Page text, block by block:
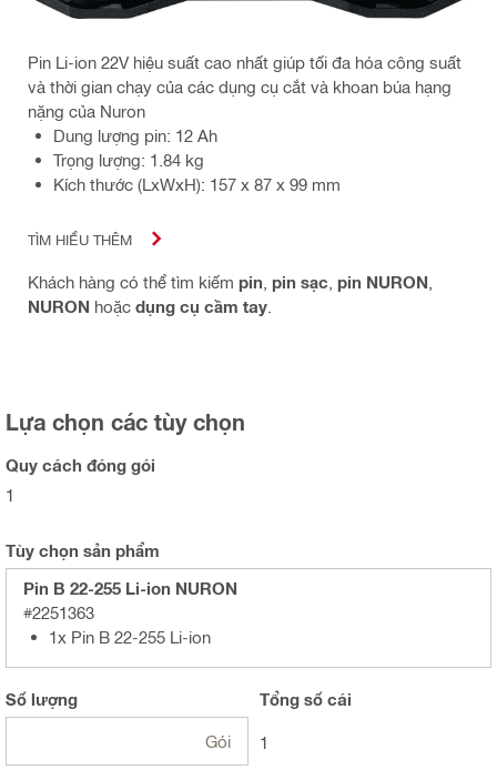
Pin Li-ion 22V hiệu suất cao nhất giúp tối đa hóa công suất
và thời gian chạy của các dụng cụ cắt và khoan búa hạng
nặng của Nuron
Dung lượng pin: 12 Ah
Trọng lượng: 1.84 kg
Kích thước (LxWxH): 157 x 87 x 99 mm
TÌM HIỂU THÊM
Khách hàng có thể tìm kiếm pin pin sạc pin NURON
NURON hoặc dụng cụ cầm tay
Lựa chọn các tùy chọn
Quy cách đóng gói
1
Tùy chọn sản phẩm
Pin B 22-255 Li-ion NURON
#2251363
1x Pin B 22-255 Li-ion
Số lượng
Gói
Tổng số cái
1